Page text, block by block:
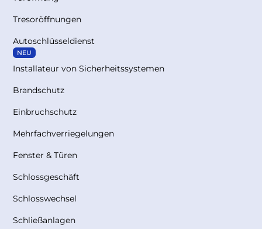
Tresoröffnungen
Autoschlüsseldienst
NEU
Installateur von Sicherheitssystemen
Brandschutz
Einbruchschutz
Mehrfachverriegelungen
Fenster & Türen
Schlossgeschäft
Schlosswechsel
Schließanlagen